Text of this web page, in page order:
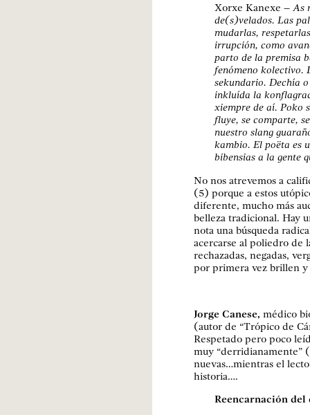
Xorxe Kanexe – As
de(s)velados. Las
mudarlas,
irrupción, como
parto de la premisa
fenómeno kolectivo.
sekundario. Dechía
inkluída la
xiempre de aí. Poko
fluye, se comparte,
nuestro slang
kambio. El poëta es
bibensias a la gente
No nos atrevemos a
(5) porque a estos
diferente, mucho más
belleza tradicional. Hay
nota una búsqueda
acercarse al poliedro de
rechazadas, negadas,
por primera vez brillen y
Jorge Canese, médico
(autor de “Trópico de
Respetado pero poco
muy “derridianamente”
nuevas…mientras el
historia….
Reencarnación